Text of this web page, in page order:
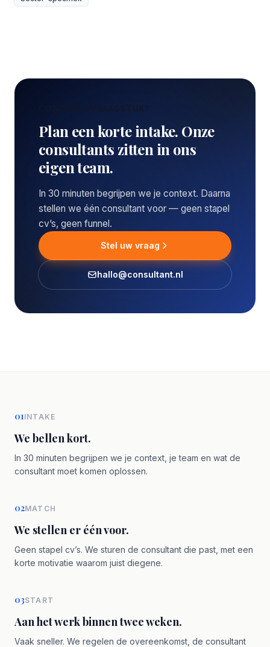
CONCREET VRAAGSTUK?
Plan een korte intake. Onze
consultants zitten in ons
eigen team.
In 30 minuten begrijpen we je context. Daarna
stellen we één consultant voor — geen stapel
cv’s, geen funnel.
Stel uw vraag
hallo@consultant.nl
01INTAKE
We bellen kort.
In 30 minuten begrijpen we je context, je team en wat de
consultant moet komen oplossen.
02MATCH
We stellen er één voor.
Geen stapel cv’s. We sturen de consultant die past, met een
korte motivatie waarom juist diegene.
03START
Aan het werk binnen twee weken.
Vaak sneller. We regelen de overeenkomst, de consultant